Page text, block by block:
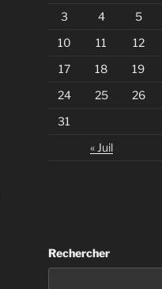
3
4 5
10
11 12
17
18 19
24
25 26
31
« Juil
Rechercher